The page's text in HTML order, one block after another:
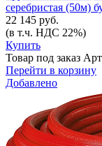
серебристая (50м)
22 145 руб.
(в т.ч. НДС 22%)
Купить
Товар под заказ
Перейти в корзину
Добавлено